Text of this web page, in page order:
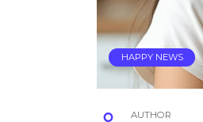
HAPPY NEWS
AUTHOR